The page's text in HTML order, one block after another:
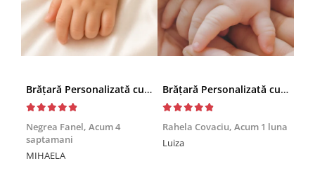
Brățară Personalizată cu Nume și Cruciuță – Inox Aur IP
Negrea Fanel, Acum 4
saptamani
MIHAELA
Brățară Personalizată cu Nume, Inox Auriu Waterproof, pentru copii
Rahela Covaciu, Acum 1 luna
Luiza